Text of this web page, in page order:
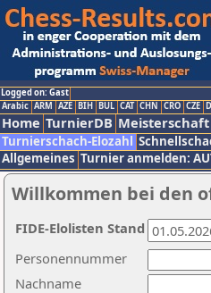
Logged on: Gast
Arabic ARM AZE BIH BUL CAT CHN CRO CZE
Home TurnierDB Meisterschaft
Turnierschach-Elozahl
Allgemeines Turnier anmelden:
Willkommen bei den
Nachname
Personennummer
FIDE-Elolisten Stand